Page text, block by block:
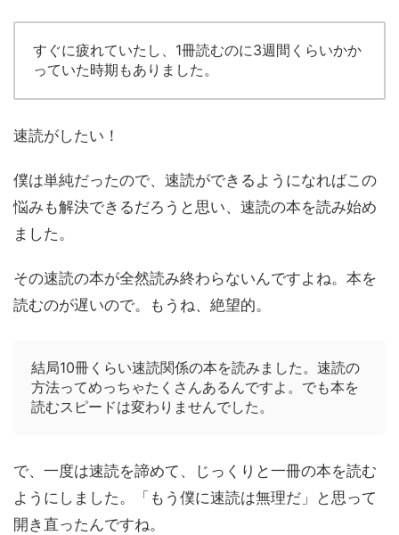
すぐに疲れていたし、1冊読むのに3週間くらいかか
っていた時期もありました。
速読がしたい！
僕は単純だったので、速読ができるようになればこの
悩みも解決できるだろうと思い、速読の本を読み始め
ました。
その速読の本が全然読み終わらないんですよね。本を
読むのが遅いので。もうね、絶望的。
結局10冊くらい速読関係の本を読みました。速読の
方法ってめっちゃたくさんあるんですよ。でも本を
読むスピードは変わりませんでした。
で、一度は速読を諦めて、じっくりと一冊の本を読む
ようにしました。「もう僕に速読は無理だ」と思って
開き直ったんですね。